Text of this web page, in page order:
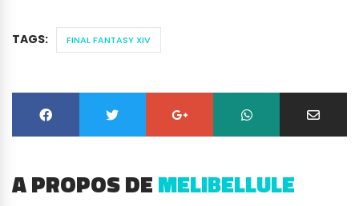
TAGS: FINAL FANTASY XIV
A PROPOS DEMELIBELLULE